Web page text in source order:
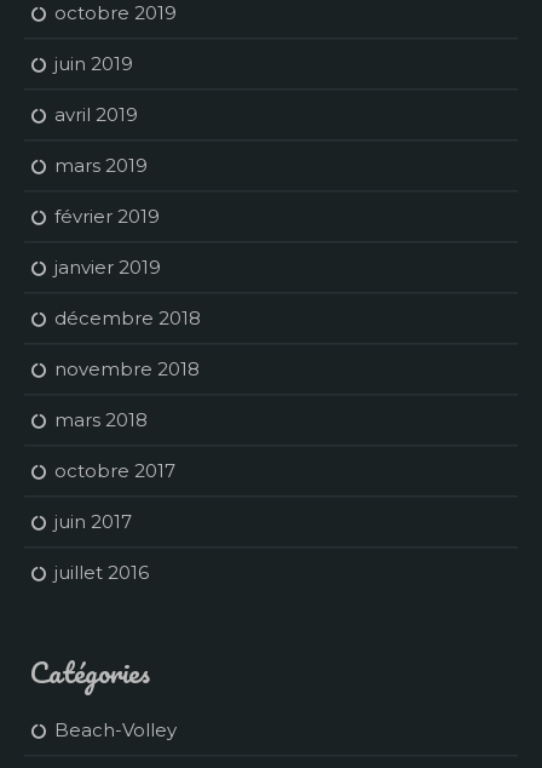
octobre 2019
juin 2019
avril 2019
mars 2019
février 2019
janvier 2019
décembre 2018
novembre 2018
mars 2018
octobre 2017
juin 2017
juillet 2016
Catégories
Beach-Volley